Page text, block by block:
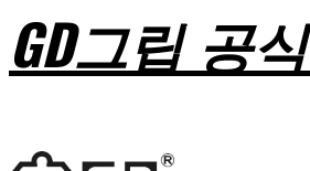
GD그립 공